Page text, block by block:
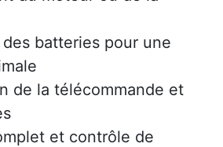
batteries pour une
de la télécommande et
et contrôle de